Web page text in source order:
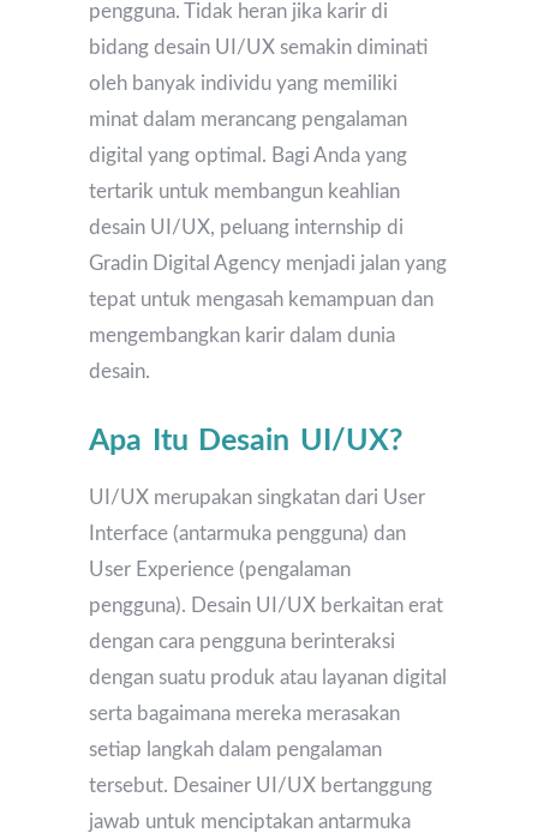
pengguna. Tidak heran jika karir di
bidang desain UI/UX semakin diminati
oleh banyak individu yang memiliki
minat dalam merancang pengalaman
digital yang optimal. Bagi Anda yang
tertarik untuk membangun keahlian
desain UI/UX, peluang internship di
Gradin Digital Agency menjadi jalan yang
tepat untuk mengasah kemampuan dan
mengembangkan karir dalam dunia
desain.
Apa Itu Desain UI/UX?
UI/UX merupakan singkatan dari User
Interface (antarmuka pengguna) dan
User Experience (pengalaman
pengguna). Desain UI/UX berkaitan erat
dengan cara pengguna berinteraksi
dengan suatu produk atau layanan digital
serta bagaimana mereka merasakan
setiap langkah dalam pengalaman
tersebut. Desainer UI/UX bertanggung
jawab untuk menciptakan antarmuka